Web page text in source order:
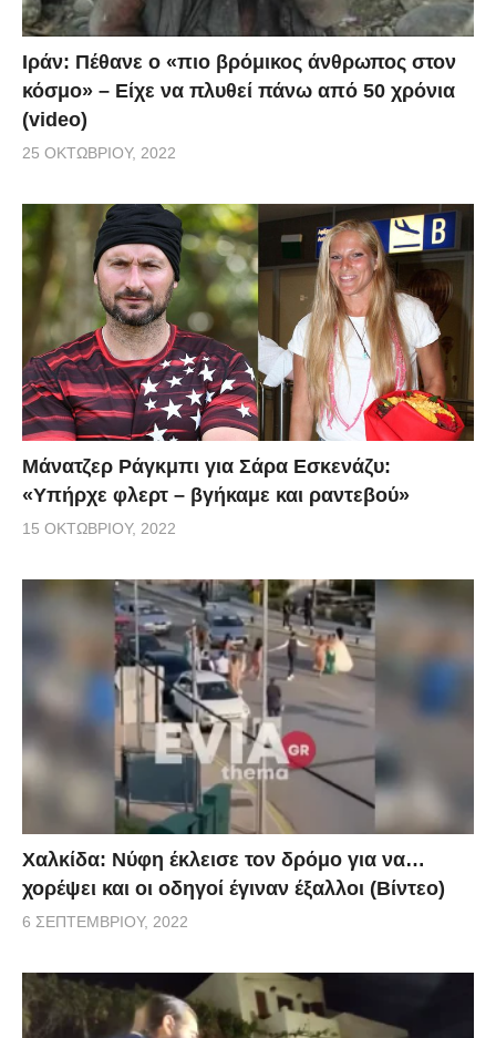
Ιράν: Πέθανε ο «πιο βρόμικος άνθρωπος στον
κόσμο» – Είχε να πλυθεί πάνω από 50 χρόνια
(video)
25 ΟΚΤΩΒΡΊΟΥ, 2022
Μάνατζερ Ράγκμπι για Σάρα Εσκενάζυ:
«Υπήρχε φλερτ – βγήκαμε και ραντεβού»
15 ΟΚΤΩΒΡΊΟΥ, 2022
Χαλκίδα: Νύφη έκλεισε τον δρόμο για να…
χορέψει και οι οδηγοί έγιναν έξαλλοι (Βίντεο)
6 ΣΕΠΤΕΜΒΡΊΟΥ, 2022